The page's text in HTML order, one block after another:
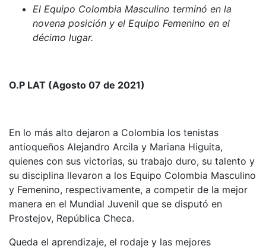
El Equipo Colombia Masculino terminó en la
novena posición y el Equipo Femenino en el
décimo lugar.
O.P LAT (Agosto 07 de 2021)
En lo más alto dejaron a Colombia los tenistas
antioqueños Alejandro Arcila y Mariana Higuita,
quienes con sus victorias, su trabajo duro, su talento y
su disciplina llevaron a los Equipo Colombia Masculino
y Femenino, respectivamente, a competir de la mejor
manera en el Mundial Juvenil que se disputó en
Prostejov, República Checa.
Queda el aprendizaje, el rodaje y las mejores